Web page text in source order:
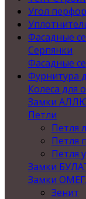
Угол
Фасадные
Серпянки
Фасадные
Фурнитура
Колеса для
Замки
Петли
Петля
Петля
Петля
Замки
Замки
Зенит